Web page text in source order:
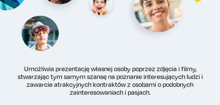
Umożliwia prezentację własnej osoby poprzez zdjęcia i filmy,
stwarzając tym samym szansę na poznanie interesujących ludzi i
zawarcie atrakcyjnych kontraktów z osobami o podobnych
zainteresowaniach i pasjach.